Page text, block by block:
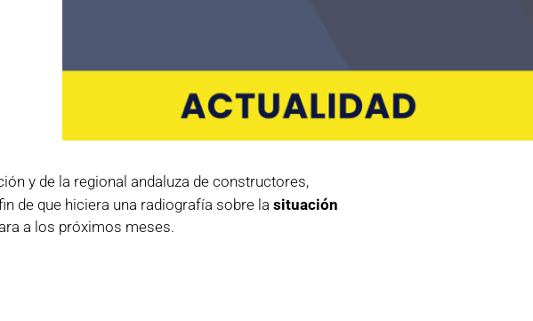
y de la regional andaluza de constructores,
de que hiciera una radiografía sobre la situación
a los próximos meses.